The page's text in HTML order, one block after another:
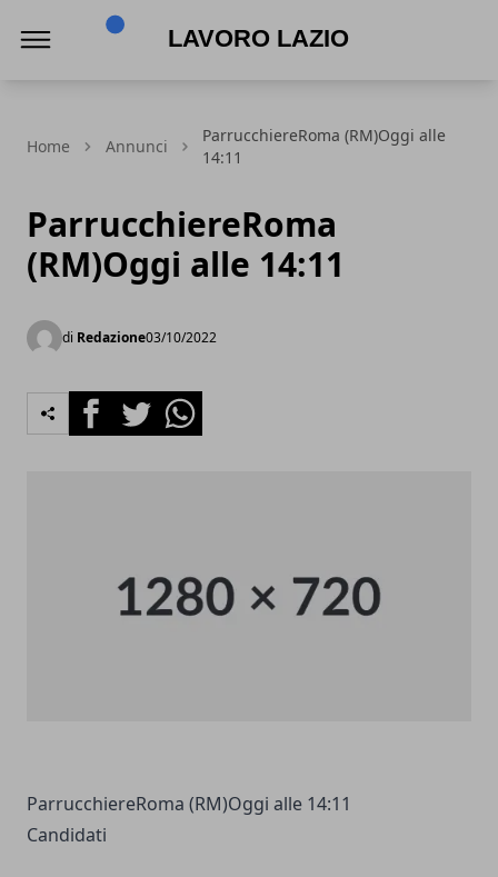
Home Annunci
ParrucchiereRoma (RM)Oggi alle
14:11
ParrucchiereRoma
(RM)Oggi alle 14:11
di Redazione03/10/2022
FacebookTwitterWhatsapp
ParrucchiereRoma (RM)Oggi alle 14:11
Candidati